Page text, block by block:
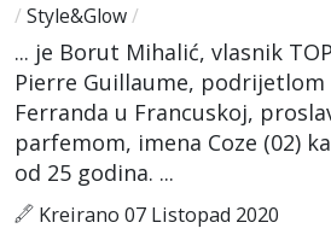
/ Style&Glow/
... je Borut Mihalić, vlasnik TOP
Pierre Guillaume, podrijetlom
Ferranda u Francuskoj,
parfemom, imena Coze (02)
od 25 godina. ...
Kreirano 07 Listopad 2020